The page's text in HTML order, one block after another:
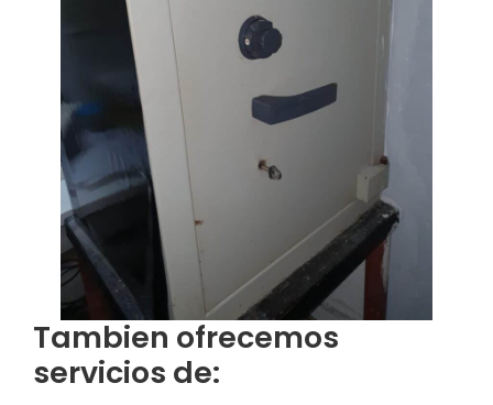
Tambien ofrecemos
servicios de: